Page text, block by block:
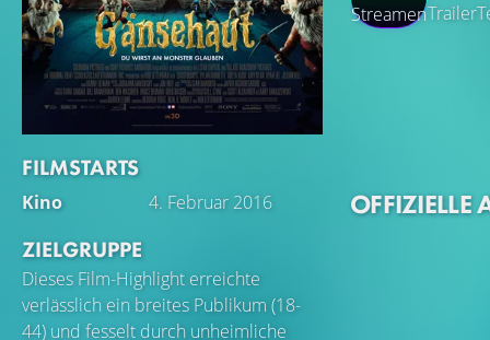
FILMSTARTS
Kino 4. Februar 2016
ZIELGRUPPE
Dieses Film-Highlight erreichte
verlässlich ein breites Publikum (18-
44) und fesselt durch unheimliche
StreamenTrailer
entdeckt, dass
Kreaturen, die
einschließt. Als
Zachs Leben
um die Stadt zu
viele andere –
OFFIZIELLE